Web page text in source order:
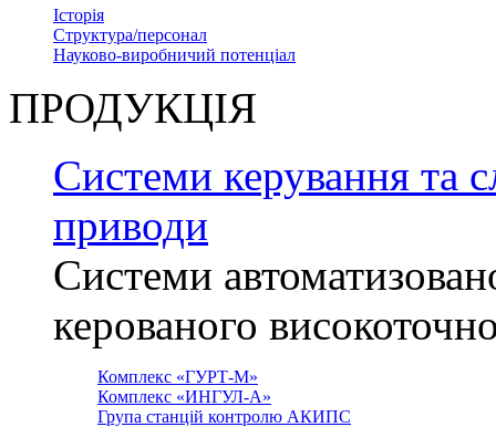
Історія
Структура/персонал
Науково-виробничий потенціал
ПРОДУКЦІЯ
Системи керування та
приводи
Системи
керованого
Комплекс «ГУРТ-М»
Комплекс «ИНГУЛ-А»
Група станцій контролю АКИПС